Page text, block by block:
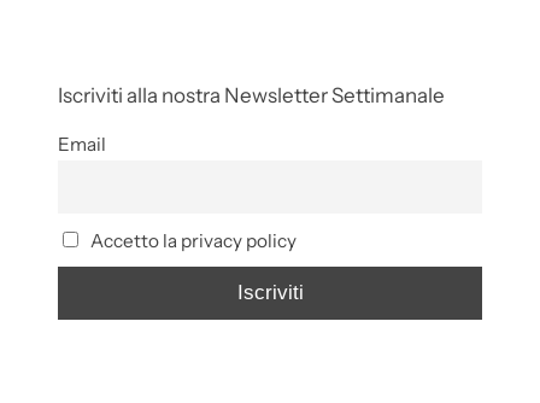
Iscriviti alla nostra Newsletter Settimanale
Email
Accetto la privacy policy